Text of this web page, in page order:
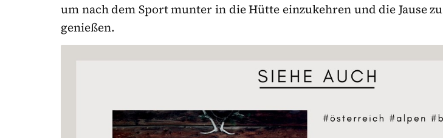
um nach dem Sport munter in die Hütte einzukehren und die Jause zu
genießen.